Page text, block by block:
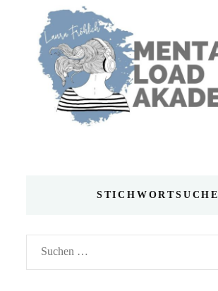
STICHWORTSUCHE
Suchen
nach: